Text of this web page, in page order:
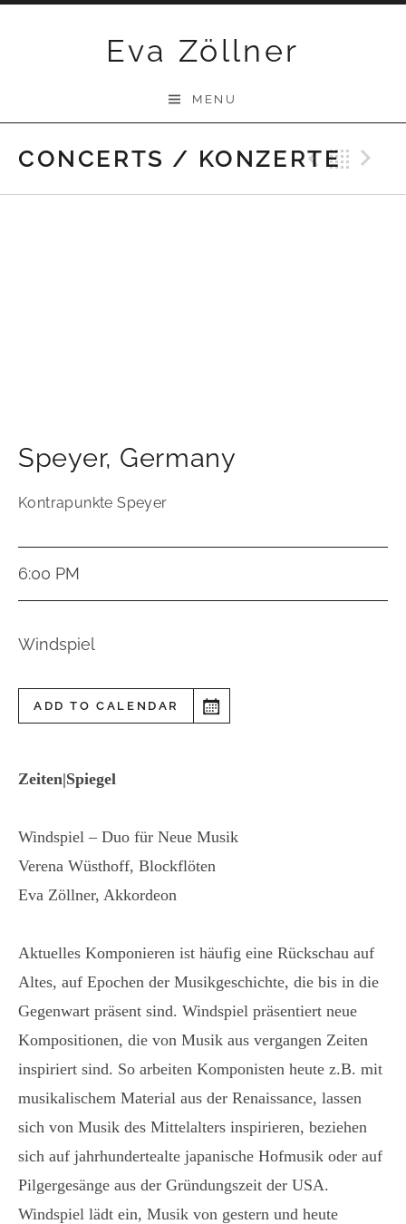
Eva Zöllner
MENU
CONCERTS / KONZERTE
Speyer, Germany
Kontrapunkte Speyer
6:00 PM
Windspiel
ADD TO CALENDAR
Zeiten|Spiegel
Windspiel – Duo für Neue Musik
Verena Wüsthoff, Blockflöten
Eva Zöllner, Akkordeon
Aktuelles Komponieren ist häufig eine Rückschau auf
Altes, auf Epochen der Musikgeschichte, die bis in die
Gegenwart präsent sind. Windspiel präsentiert neue
Kompositionen, die von Musik aus vergangen Zeiten
inspiriert sind. So arbeiten Komponisten heute z.B. mit
musikalischem Material aus der Renaissance, lassen
sich von Musik des Mittelalters inspirieren, beziehen
sich auf jahrhundertealte japanische Hofmusik oder auf
Pilgergesänge aus der Gründungszeit der USA.
Windspiel lädt ein, Musik von gestern und heute